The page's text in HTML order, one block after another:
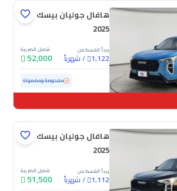
هافال جوليان بيسك
2025
يبدأ القسط من
1,122
/شهرياً
شامل الضريبة
52,000
ممشى قليل مفحوصة ومضمونة
هافال جوليان بيسك
2025
يبدأ القسط من
1,112
/شهرياً
شامل الضريبة
51,500